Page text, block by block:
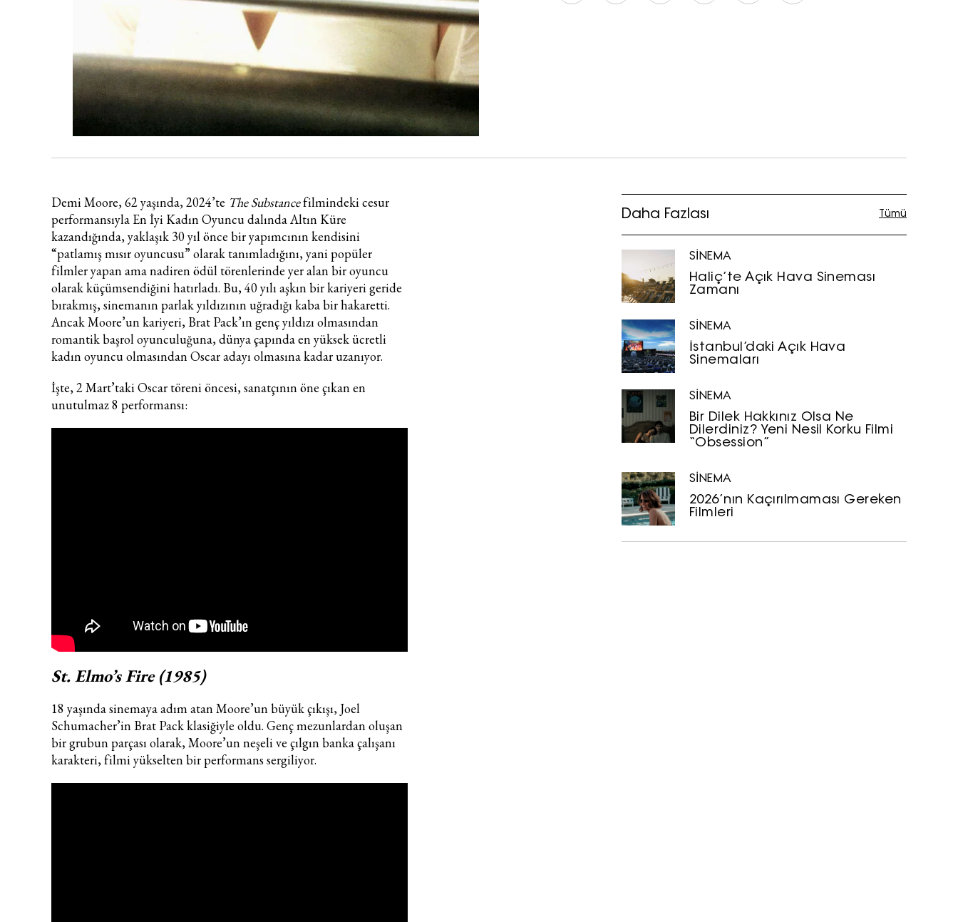
Haftalık E-Bülten
Moda dünyasında neler oluyor? Yeni fikirler, öne çıkan
Demi Moore, 62 yaşında, 2024’te The Substancefilmindeki cesur
performansıyla En İyi Kadın Oyuncu dalında Altın Küre
kazandığında, yaklaşık 30 yıl önce bir yapımcının kendisini
“patlamış mısır oyuncusu” olarak tanımladığını, yani popüler
filmler yapan ama nadiren ödül törenlerinde yer alan bir oyuncu
olarak küçümsendiğini hatırladı. Bu, 40 yılı aşkın bir kariyeri geride
bırakmış, sinemanın parlak yıldızının uğradığı kaba bir hakaretti.
Ancak Moore’un kariyeri, Brat Pack’ın genç yıldızı olmasından
romantik başrol oyunculuğuna, dünya çapında en yüksek ücretli
kadın oyuncu olmasından Oscar adayı olmasına kadar uzanıyor.
İşte, 2 Mart’taki Oscar töreni öncesi, sanatçının öne çıkan en
unutulmaz 8 performansı:
St. Elmo’s Fire (1985)
18 yaşında sinemaya adım atan Moore’un büyük çıkışı, Joel
Schumacher’in Brat Pack klasiğiyle oldu. Genç mezunlardan oluşan
bir grubun parçası olarak, Moore’un neşeli ve çılgın banka çalışanı
karakteri, filmi yükselten bir performans sergiliyor.
Daha Fazlası Tümü
SİNEMA
Haliç’te Açık Hava Sineması
Zamanı
SİNEMA
İstanbul’daki Açık Hava
Sinemaları
SİNEMA
Bir Dilek Hakkınız Olsa Ne
Dilerdiniz? Yeni Nesil Korku Filmi
“Obsession”
SİNEMA
2026’nın Kaçırılmaması Gereken
Filmleri